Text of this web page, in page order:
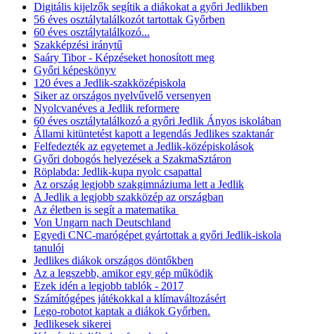
Digitális kijelzők segítik a diákokat a győri Jedlikben
56 éves osztálytalálkozót tartottak Győrben
60 éves osztálytalálkozó...
Szakképzési iránytű
Saáry Tibor - Képzéseket honosított meg
Győri képeskönyv
120 éves a Jedlik-szakközépiskola
Siker az országos nyelvűvelő versenyen
Nyolcvanéves a Jedlik reformere
60 éves osztálytalálkozó a győri Jedlik Ányos iskolában
Állami kitüntetést kapott a legendás Jedlikes szaktanár
Felfedezték az egyetemet a Jedlik-középiskolások
Győri dobogós helyezések a SzakmaSztáron
Röplabda: Jedlik-kupa nyolc csapattal
Az ország legjobb szakgimnáziuma lett a Jedlik
A Jedlik a legjobb szakközép az országban
Az életben is segít a matematika
Von Ungarn nach Deutschland
Egyedi CNC-marógépet gyártottak a győri Jedlik-iskola
tanulói
Jedlikes diákok országos döntőkben
Az a legszebb, amikor egy gép működik
Ezek idén a legjobb tablók - 2017
Számítógépes játékokkal a klímaváltozásért
Lego-robotot kaptak a diákok Győrben.
Jedlikesek sikerei